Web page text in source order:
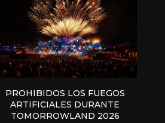
PROHIBIDOS LOS FUEGOS
ARTIFICIALES DURANTE
TOMORROWLAND 2026